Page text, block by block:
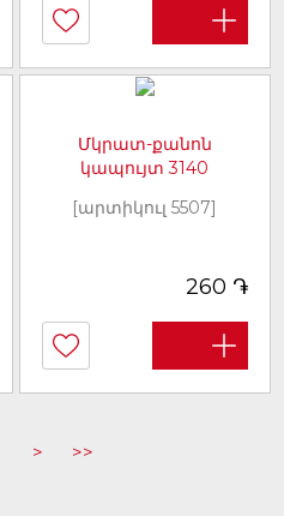
Մկրատ-քանոն
կապույտ 3140
[արտիկուլ 5507]
260 ֏
> >>